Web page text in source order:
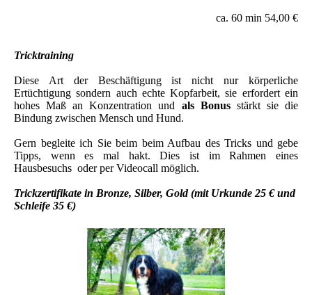
ca. 60 min 54,00 €
Tricktraining
Diese Art der Beschäftigung ist nicht nur körperliche
Ertüchtigung sondern auch echte Kopfarbeit, sie erfordert ein
hohes Maß an Konzentration und als Bonusstärkt sie die
Bindung zwischen Mensch und Hund.
Gern begleite ich Sie beim beim Aufbau des Tricks und gebe
Tipps, wenn es mal hakt. Dies ist im Rahmen eines
Hausbesuchs oder per Videocall möglich.
Trickzertifikate in Bronze, Silber, Gold (mit Urkunde 25 € und
Schleife 35 €)